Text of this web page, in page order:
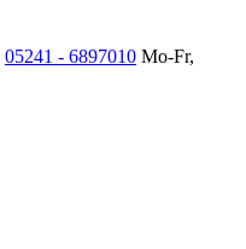
05241 - 6897010 Mo-Fr,